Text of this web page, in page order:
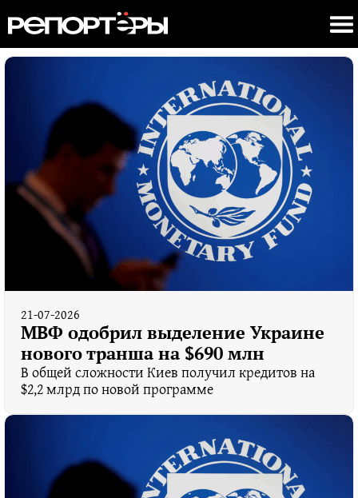
21-07-2026
МВФ одобрил выделение Украине
нового транша на $690 млн
В общей сложности Киев получил кредитов на
$2,2 млрд по новой программе